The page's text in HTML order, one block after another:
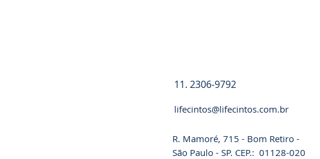
11. 2306-9792
lifecintos@lifecintos.com.br
R. Mamoré, 715 - Bom Retiro -
São Paulo - SP. CEP.: 01128-020